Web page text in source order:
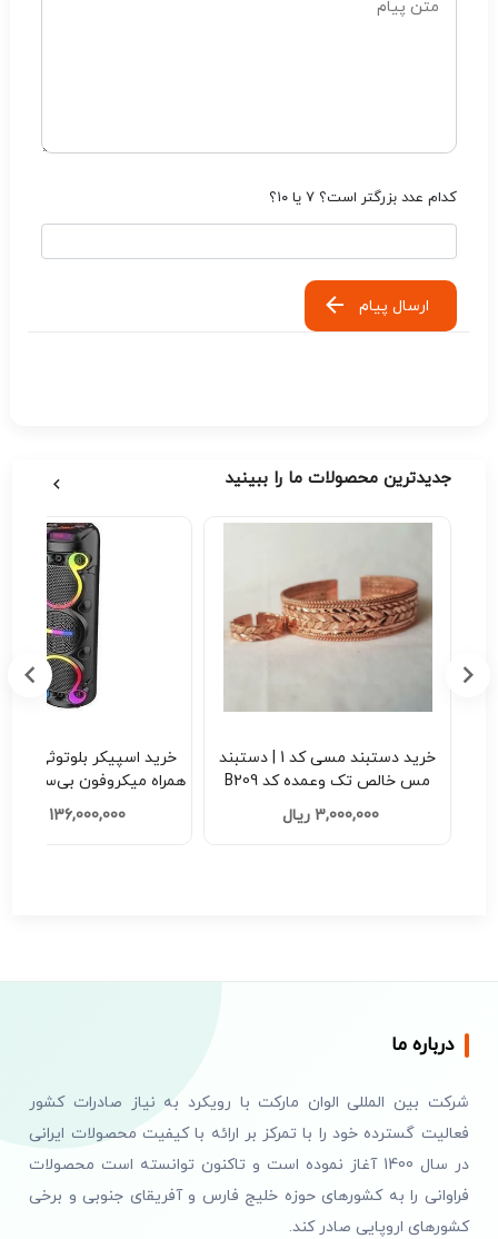
کدام عدد بزرگتر است؟ ۷ یا ۱۰؟
ارسال پیام
جدیدترین محصولات ما را ببینید
خرید دستبند مسی کد 1 | دستبند
مس خالص تک وعمده کد B209
3,000,000 ریال
136,000,000 ریال
درباره ما
شرکت بین المللی الوان مارکت با رویکرد به نیاز صادرات کشور
فعالیت گسترده خود را با تمرکز بر ارائه با کیفیت محصولات ایرانی
در سال 1400 آغاز نموده است و تاکنون توانسته است محصولات
فراوانی را به کشورهای حوزه خلیج فارس و آفریقای جنوبی و برخی
کشورهای اروپایی صادر کند.